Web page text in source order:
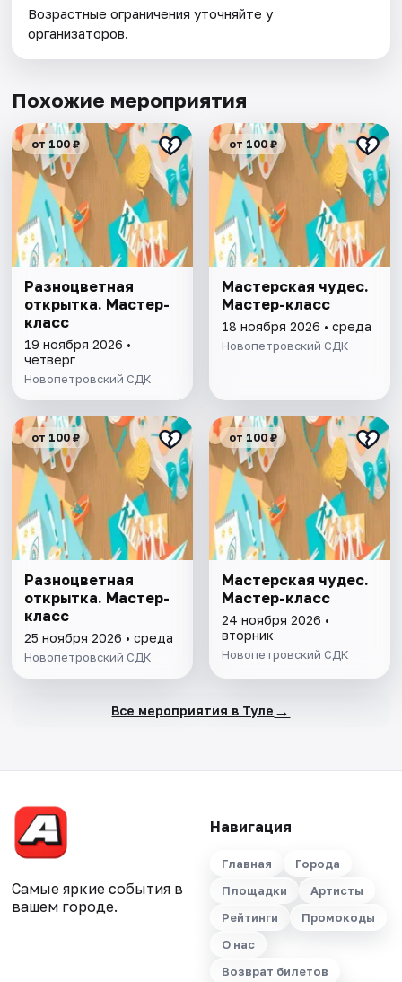
Возрастные ограничения уточняйте у
организаторов.
Похожие мероприятия
от 100 ₽
Разноцветная
открытка. Мастер-
класс
19 ноября 2026 •
четверг
Новопетровский СДК
от 100 ₽
Мастерская чудес.
Мастер-класс
18 ноября 2026 • среда
Новопетровский СДК
от 100 ₽
Разноцветная
открытка. Мастер-
класс
25 ноября 2026 • среда
Новопетровский СДК
от 100 ₽
Мастерская чудес.
Мастер-класс
24 ноября 2026 •
вторник
Новопетровский СДК
Все мероприятия в Туле →
Самые яркие события в
вашем городе.
Навигация
Главная
Города
Площадки
Артисты
Рейтинги
Промокоды
О нас
Возврат билетов